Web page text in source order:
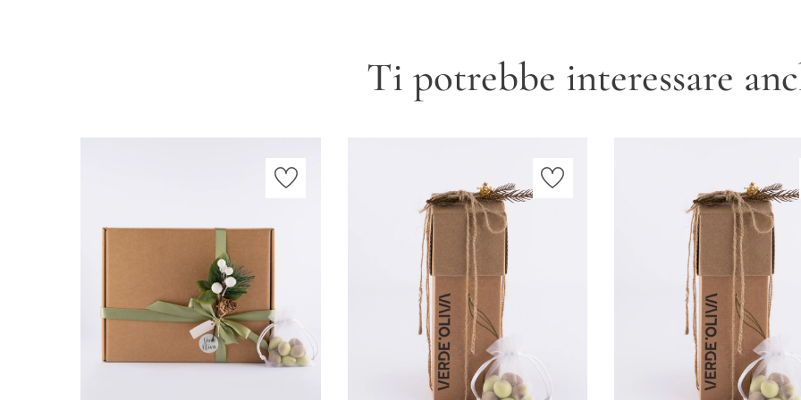
Ti potrebbe interessare
Aggiungi al carrello Aggiungi al carrello